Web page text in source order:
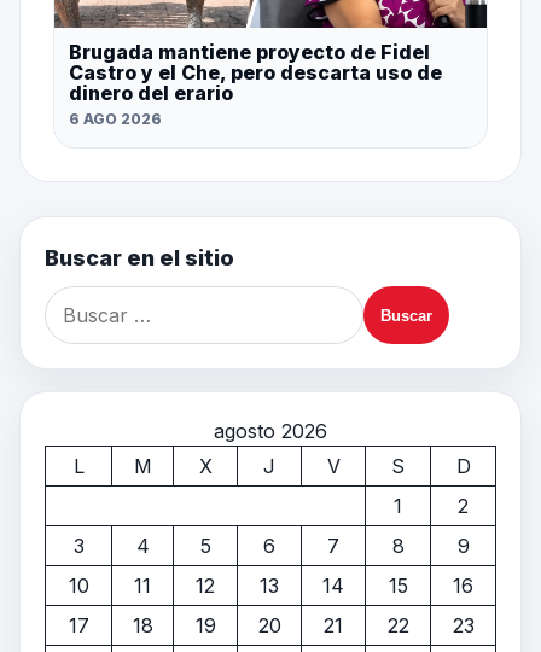
Brugada mantiene proyecto de Fidel
Castro y el Che, pero descarta uso de
dinero del erario
6 AGO 2026
Buscar en el sitio
agosto 2026
L
M X J V S
D
1
2
3
4 5 6 7 8
9
10
11 12 13 14 15
16
17
18 19 20 21 22
23